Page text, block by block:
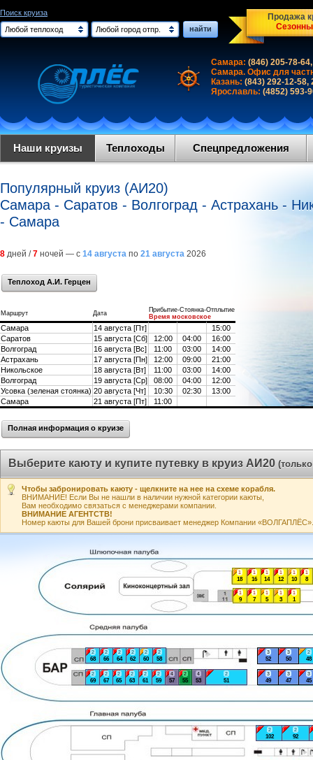
Поиск круиза
Любой теплоход
Любой город отпр. найти
Продажа
Самара: (846) 205-78-
Самара. Офис для
Казань: (843) 292-12-58,
Ярославль: (4852) 593-
Наши круизы Теплоходы Спецпредложения
Популярный круиз (АИ20)
Самара - Саратов - Волгоград - Астрахань -
- Самара
8 дней /7 ночей — с 14 августа по 21 августа 2026
Теплоход А.И. Герцен
Маршрут Дата
Прибытие-Стоянка-Отплытие
Время московское
Самара 14 августа [Пт]
15:00
Саратов
15 августа [Сб] 12:00 04:00
16:00
Волгоград
16 августа [Вс] 11:00 03:00
14:00
Астрахань
17 августа [Пн] 12:00 09:00
21:00
Никольское
18 августа [Вт] 11:00 03:00
14:00
Волгоград
19 августа [Ср] 08:00 04:00
12:00
Усовка (зеленая стоянка) 20 августа [Чт] 10:30 02:30
13:00
Самара
21 августа [Пт] 11:00
Полная информация о круизе
Выберите каюту и купите путевку в круиз АИ20
Чтобы забронировать каюту - щелкните на нее на схеме корабля.
ВНИМАНИЕ! Если Вы не нашли в наличии нужной категории каюты,
Вам необходимо связаться с менеджерами компании.
ВНИМАНИЕ АГЕНТСТВ!
Номер каюты для Вашей брони присваивает менеджер Компании «ВОЛГАПЛЁС».
1
1
1
10
2
102
1
12
1
14
1
16
1
18
1
3
3
45
3
47
2
48
3
49
1
5
3
50
2
51
3
52
4
53
2
55
4
57
2
58
2
59
2
60
2
61
2
62
2
63
2
64
2
65
2
66
2
67
2
68
2
69
1
7
1
8
1
9
2
92